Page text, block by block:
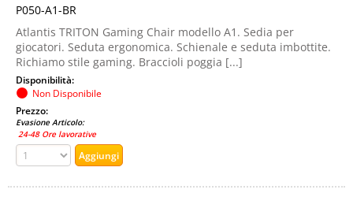
P050-A1-BR
Atlantis TRITON Gaming Chair modello A1. Sedia per
giocatori. Seduta ergonomica. Schienale e seduta imbottite.
Richiamo stile gaming. Braccioli poggia [...]
Disponibilità:
Non Disponibile
Prezzo:
Evasione Articolo:
24-48 Ore lavorative